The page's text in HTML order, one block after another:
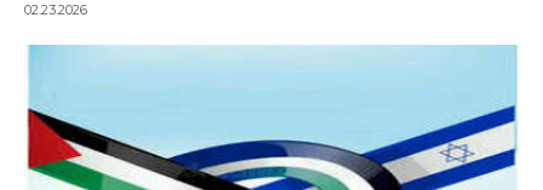
02.23.2026